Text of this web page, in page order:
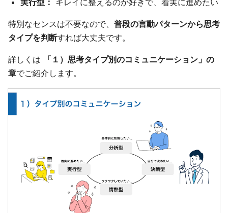
特別なセンスは不要なので、 普段の言動パターンから思考
タイプを判断すれば大丈夫です。
詳しくは
「１）思考タイプ別のコミュニケーション」の
章でご紹介します。